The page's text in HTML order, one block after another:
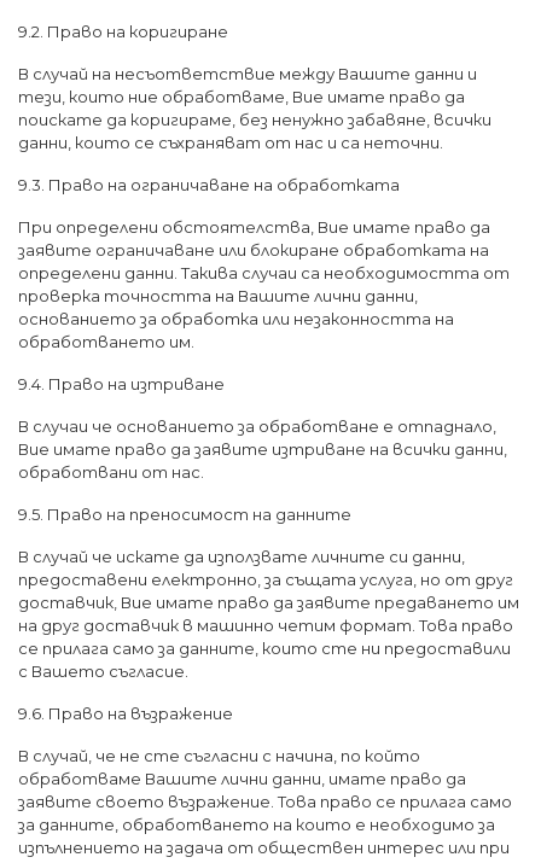
9.2. Право на коригиране
В случай на несъответствие между Вашите данни и
тези, които ние обработваме, Вие имате право да
поискате да коригираме, без ненужно забавяне, всички
данни, които се съхраняват от нас и са неточни.
9.3. Право на ограничаване на обработката
При определени обстоятелства, Вие имате право да
заявите ограничаване или блокиране обработката на
определени данни. Такива случаи са необходимостта от
проверка точността на Вашите лични данни,
основанието за обработка или незаконността на
обработването им.
9.4. Право на изтриване
В случаи че основанието за обработване е отпаднало,
Вие имате право да заявите изтриване на всички данни,
обработвани от нас.
9.5. Право на преносимост на данните
В случай че искате да използвате личните си данни,
предоставени електронно, за същата услуга, но от друг
доставчик, Вие имате право да заявите предаването им
на друг доставчик в машинно четим формат. Това право
се прилага само за данните, които сте ни предоставили
с Вашето съгласие.
9.6. Право на възражение
В случай, че не сте съгласни с начина, по който
обработваме Вашите лични данни, имате право да
заявите своето възражение. Това право се прилага само
за данните, обработването на които е необходимо за
изпълнението на задача от обществен интерес или при